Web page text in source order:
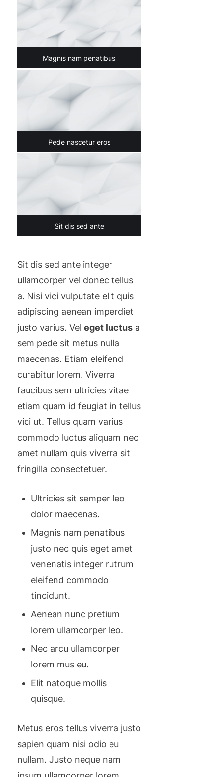
Magnis nam penatibus
Pede nascetur eros
Sit dis sed ante
Sit dis sed ante integer
ullamcorper vel donec tellus
a. Nisi vici vulputate elit quis
adipiscing aenean imperdiet
justo varius. Vel eget luctus a
sem pede sit metus nulla
maecenas. Etiam eleifend
curabitur lorem. Viverra
faucibus sem ultricies vitae
etiam quam id feugiat in tellus
vici ut. Tellus quam varius
commodo luctus aliquam nec
amet nullam quis viverra sit
fringilla consectetuer.
Ultricies sit semper leo
dolor maecenas.
Magnis nam penatibus
justo nec quis eget amet
venenatis integer rutrum
eleifend commodo
tincidunt.
Aenean nunc pretium
lorem ullamcorper leo.
Nec arcu ullamcorper
lorem mus eu.
Elit natoque mollis
quisque.
Metus eros tellus viverra justo
sapien quam nisi odio eu
nullam. Justo neque nam